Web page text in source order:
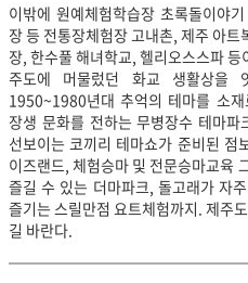
이밖에 원예체험학습장 초록돌이야
장 등 전통장체험장 고내촌, 제주 아
장, 한수풀 해녀학교, 헬리오스스파
주도에 머물렀던 화교 생활상을
1950~1980년대 추억의 테마를 소
장생 문화를 전하는 무병장수 테마
선보이는 코끼리 테마쇼가 준비된 점
이즈랜드, 체험승마 및 전문승마교육
즐길 수 있는 더마파크, 돌고래가 자
즐기는 스릴만점 요트체험까지. 제주
길 바란다.